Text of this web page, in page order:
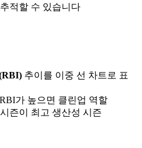
적할 수 있습니다
추이를 이중 선 차트로 표
가 높으면 클린업 역할
즌이 최고 생산성 시즌